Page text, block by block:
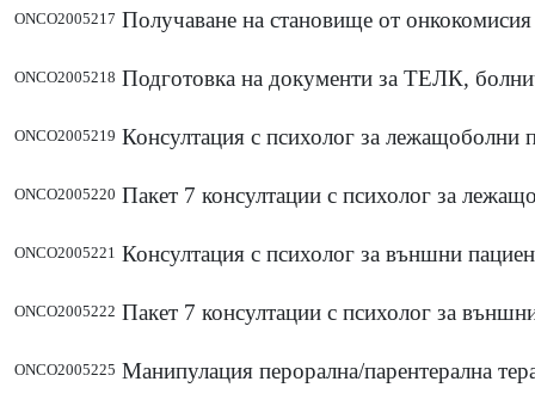
ONCO2005217 Получаване на становище от онкокомисия
ONCO2005218 Подготовка на документи за ТЕЛК,
ONCO2005219 Консултация с психолог за лежащоболни
ONCO2005220 Пакет 7 консултации с психолог за
ONCO2005221 Консултация с психолог за външни
ONCO2005222 Пакет 7 консултации с психолог за
ONCO2005225 Манипулация перорална/парентерална